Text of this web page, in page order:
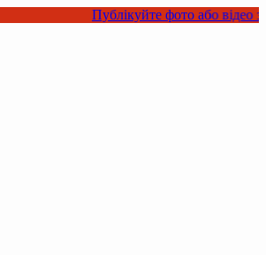
Публікуйте фото або відео з нашими